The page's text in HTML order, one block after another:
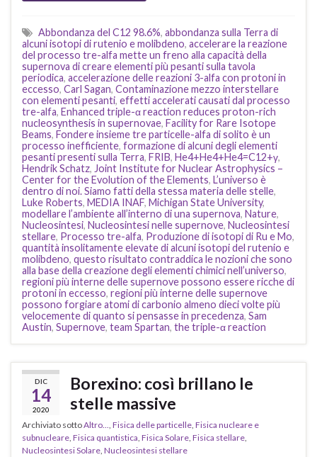
Abbondanza del C12 98.6%, abbondanza sulla Terra di
alcuni isotopi di rutenio e molibdeno, accelerare la reazione
del processo tre-alfa mette un freno alla capacità della
supernova di creare elementi più pesanti sulla tavola
periodica, accelerazione delle reazioni 3-alfa con protoni in
eccesso, Carl Sagan, Contaminazione mezzo interstellare
con elementi pesanti, effetti accelerati causati dal processo
tre-alfa, Enhanced triple-α reaction reduces proton-rich
nucleosynthesis in supernovae, Facility for Rare Isotope
Beams, Fondere insieme tre particelle-alfa di solito è un
processo inefficiente, formazione di alcuni degli elementi
pesanti presenti sulla Terra, FRIB, He4+He4+He4=C12+γ,
Hendrik Schatz, Joint Institute for Nuclear Astrophysics –
Center for the Evolution of the Elements, L’universo è
dentro di noi. Siamo fatti della stessa materia delle stelle,
Luke Roberts, MEDIA INAF, Michigan State University,
modellare l’ambiente all’interno di una supernova, Nature,
Nucleosintesi, Nucleosintesi nelle supernove, Nucleosintesi
stellare, Processo tre-alfa, Produzione di isotopi di Ru e Mo,
quantità insolitamente elevate di alcuni isotopi del rutenio e
molibdeno, questo risultato contraddica le nozioni che sono
alla base della creazione degli elementi chimici nell’universo,
regioni più interne delle supernove possono essere ricche di
protoni in eccesso, regioni più interne delle supernove
possono forgiare atomi di carbonio almeno dieci volte più
velocemente di quanto si pensasse in precedenza, Sam
Austin, Supernove, team Spartan, the triple-α reaction
DIC
14
2020
Borexino: così brillano le
stelle massive
Archiviato sottoAltro..., Fisica delle particelle, Fisica nucleare e
subnucleare, Fisica quantistica, Fisica Solare, Fisica stellare,
Nucleosintesi Solare, Nucleosintesi stellare